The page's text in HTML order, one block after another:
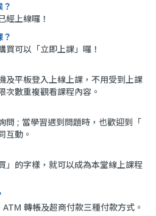
經上線囉！
買可以「立即上課」囉！
及平板登入上線上課，不用受到上課
次數重複觀看課程內容。
問 ; 當學習遇到問題時，也歡迎到「
互動。
」的字樣，就可以成為本堂線上課程
轉帳及超商付款三種付款方式。